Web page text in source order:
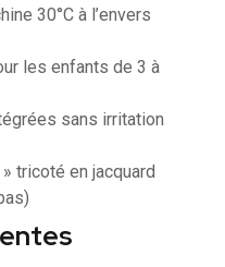
30°C à l’envers
les enfants de 3 à
sans irritation
tricoté en jacquard